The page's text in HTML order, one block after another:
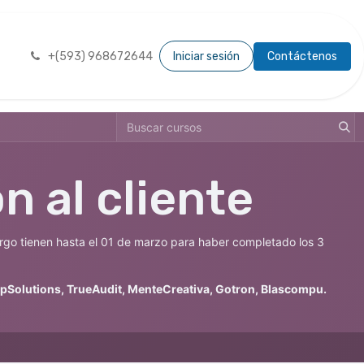
+(593) 968672644 Iniciar sesión Contáctenos
al cliente
tienen hasta el 01 de marzo para haber completado los 3
TrueAudit, MenteCreativa, Gotron, Blascompu.